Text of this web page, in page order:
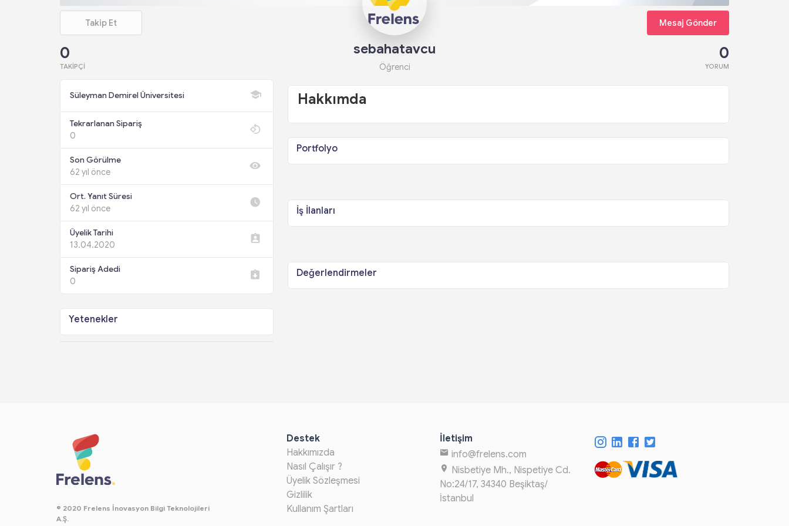
Takip Et Mesaj Gönder
0
TAKIPÇI
sebahatavcu
Öğrenci
0
YORUM
Süleyman Demirel Üniversitesi
Tekrarlanan Sipariş
0
Son Görülme
62 yıl önce
Ort. Yanıt Süresi
62 yıl önce
Üyelik Tarihi
13.04.2020
Sipariş Adedi
0
Yetenekler
Hakkımda
Portfolyo
İş İlanları
Değerlendirmeler
© 2020 Frelens İnovasyon Bilgi Teknolojileri
A.Ş.
Destek
Hakkımızda
Nasıl Çalışır ?
Üyelik Sözleşmesi
Gizlilik
Kullanım Şartları
İletişim
info@frelens.com
Nisbetiye Mh., Nispetiye Cd.
No:24/17, 34340 Beşiktaş/
İstanbul